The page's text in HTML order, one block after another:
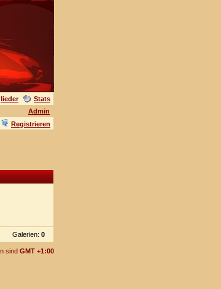
Stats
Admin
Registrieren
Galerien: 0
sind GMT +1:00